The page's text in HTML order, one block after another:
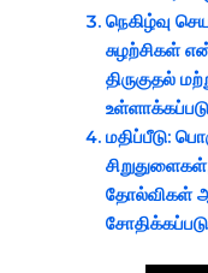
நெகிழ்வு
சுழற்சிகள்
திருகுதல்
மதிப்பீடு:
தோல்விகள்